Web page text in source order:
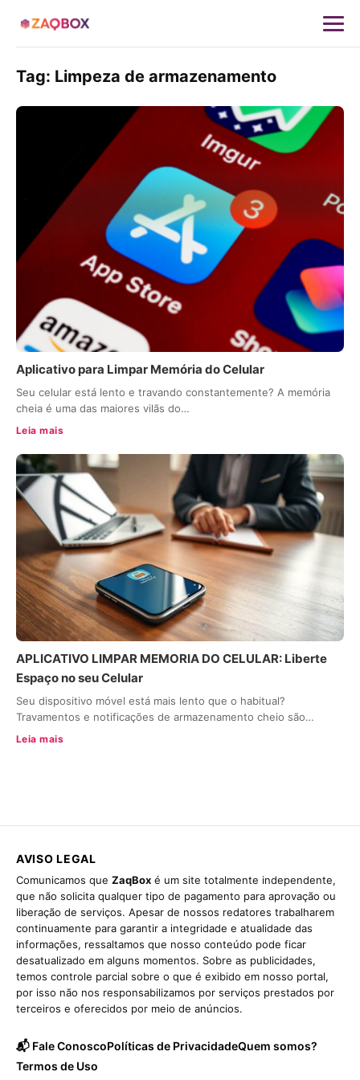
Tag: Limpeza de armazenamento
Aplicativo para Limpar Memória do Celular
Seu celular está lento e travando constantemente? A memória
cheia é uma das maiores vilãs do…
Leia mais
APLICATIVO LIMPAR MEMORIA DO CELULAR: Liberte
Espaço no seu Celular
Seu dispositivo móvel está mais lento que o habitual?
Travamentos e notificações de armazenamento cheio são…
Leia mais
AVISO LEGAL
Comunicamos que ZaqBox é um site totalmente independente,
que não solicita qualquer tipo de pagamento para aprovação ou
liberação de serviços. Apesar de nossos redatores trabalharem
continuamente para garantir a integridade e atualidade das
informações, ressaltamos que nosso conteúdo pode ficar
desatualizado em alguns momentos. Sobre as publicidades,
temos controle parcial sobre o que é exibido em nosso portal,
por isso não nos responsabilizamos por serviços prestados por
terceiros e oferecidos por meio de anúncios.
📬 Fale ConoscoPolíticas de PrivacidadeQuem somos?
Termos de Uso